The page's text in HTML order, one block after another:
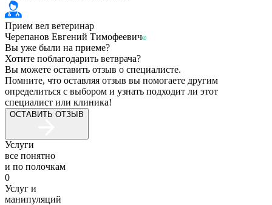
Прием вел ветеринар
Черепанов Евгений Тимофеевич
Вы уже были на приеме?
Хотите поблагодарить ветврача?
Вы можете оставить отзыв о специалисте.
Помните, что оставляя отзыв вы помогаете другим
определиться с выбором и узнать подходит ли этот
специалист или клиника!
ОСТАВИТЬ ОТЗЫВ
Услуги
все понятно
и по полочкам
0
Услуг и
манипуляций